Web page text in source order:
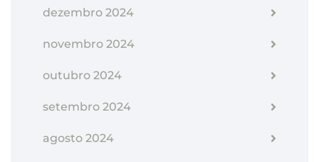
dezembro 2024
novembro 2024
outubro 2024
setembro 2024
agosto 2024